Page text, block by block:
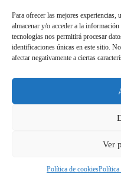
Para ofrecer las mejores experiencias,
almacenar y/o acceder a la
tecnologías nos permitirá procesar
identificaciones únicas en este sitio.
afectar negativamente a ciertas
Ver
Política de cookiesPolítica
Maquinaria de Hostelería en